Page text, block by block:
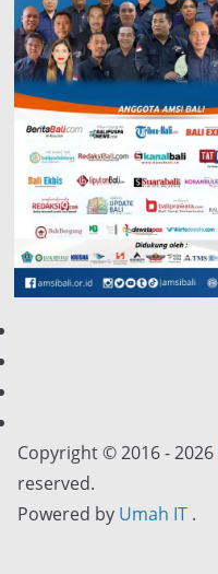
Copyright © 2016 - 2026
reserved.
Powered by Umah IT .